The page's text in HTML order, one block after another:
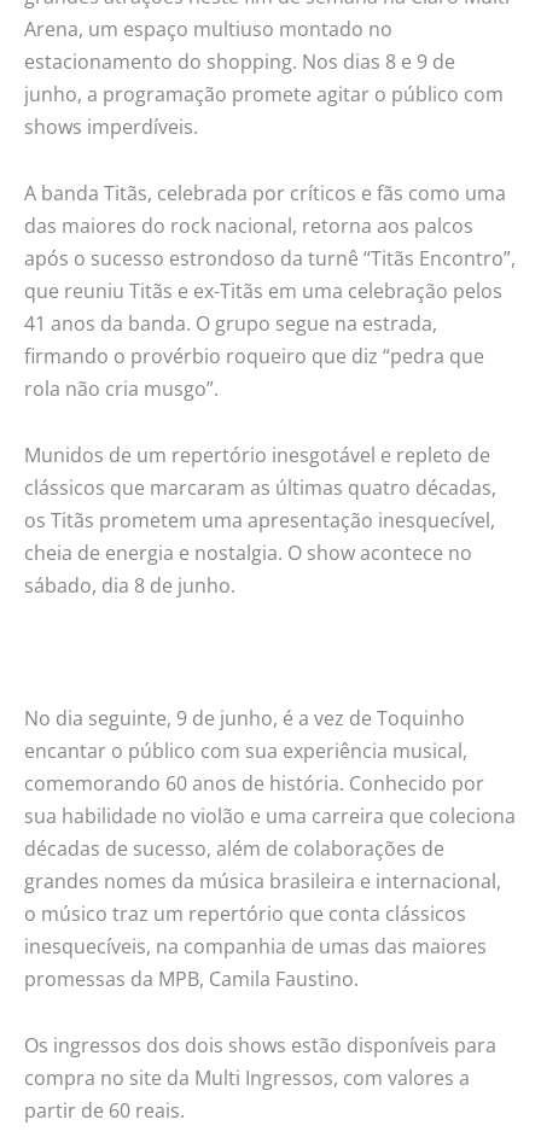
Arena, um espaço multiuso montado no
estacionamento do shopping. Nos dias 8 e 9 de
junho, a programação promete agitar o público com
shows imperdíveis.
A banda Titãs, celebrada por críticos e fãs como uma
das maiores do rock nacional, retorna aos palcos
após o sucesso estrondoso da turnê “Titãs Encontro”,
que reuniu Titãs e ex-Titãs em uma celebração pelos
41 anos da banda. O grupo segue na estrada,
firmando o provérbio roqueiro que diz “pedra que
rola não cria musgo”.
Munidos de um repertório inesgotável e repleto de
clássicos que marcaram as últimas quatro décadas,
os Titãs prometem uma apresentação inesquecível,
cheia de energia e nostalgia. O show acontece no
sábado, dia 8 de junho.
No dia seguinte, 9 de junho, é a vez de Toquinho
encantar o público com sua experiência musical,
comemorando 60 anos de história. Conhecido por
sua habilidade no violão e uma carreira que coleciona
décadas de sucesso, além de colaborações de
grandes nomes da música brasileira e internacional,
o músico traz um repertório que conta clássicos
inesquecíveis, na companhia de umas das maiores
promessas da MPB, Camila Faustino.
Os ingressos dos dois shows estão disponíveis para
compra no site da Multi Ingressos, com valores a
partir de 60 reais.
Campinas